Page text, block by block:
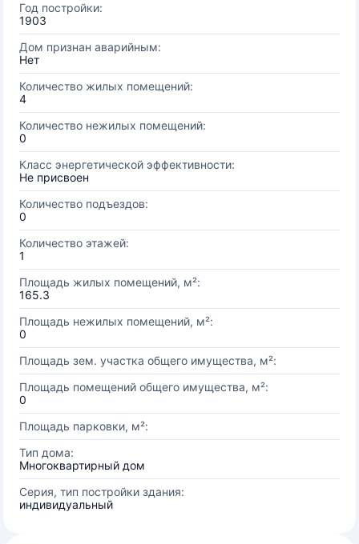
Год постройки:
1903
Дом признан аварийным:
Нет
Количество жилых помещений:
4
Количество нежилых помещений:
0
Класс энергетической эффективности:
Не присвоен
Количество подъездов:
0
Количество этажей:
1
Площадь жилых помещений, м²:
165.3
Площадь нежилых помещений, м²:
0
Площадь зем. участка общего имущества, м²:
Площадь помещений общего имущества, м²:
0
Площадь парковки, м²:
Тип дома:
Многоквартирный дом
Серия, тип постройки здания:
индивидуальный